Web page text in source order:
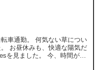
車通勤。 何気ない草につい
お昼休みも、快適な陽気だ
を見ました。 今、時間があ